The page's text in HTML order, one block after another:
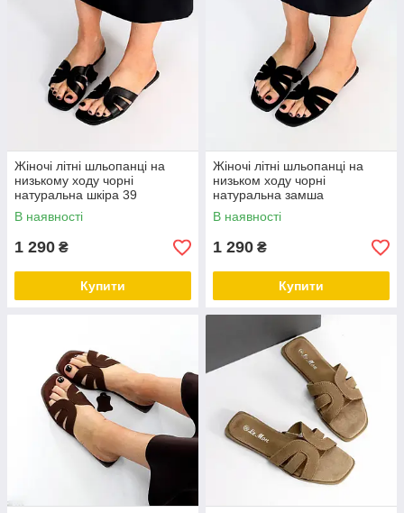
Жіночі літні шльопанці на
низькому ходу чорні
натуральна шкіра 39
В наявності
1 290 ₴
Купити
Жіночі літні шльопанці на
низьком ходу чорні
натуральна замша
В наявності
1 290 ₴
Купити